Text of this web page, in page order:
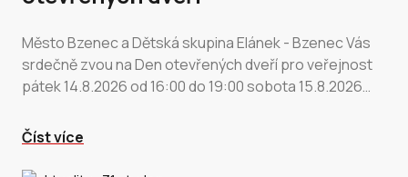
Město Bzenec a Dětská skupina Elánek - Bzenec Vás
srdečně zvou na Den otevřených dveří pro veřejnost
pátek 14.8.2026 od 16:00 do 19:00 sobota 15.8.2026
Číst více